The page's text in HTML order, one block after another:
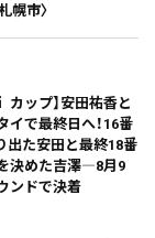
幌市〉
カップ】安田祐香と
イで最終日へ！16番
出た安田と最終18番
決めた吉澤―8月9
ンドで決着